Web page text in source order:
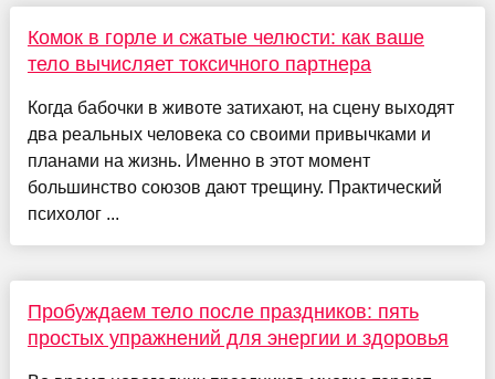
Комок в горле и сжатые челюсти: как ваше
тело вычисляет токсичного партнера
Когда бабочки в животе затихают, на сцену выходят
два реальных человека со своими привычками и
планами на жизнь. Именно в этот момент
большинство союзов дают трещину. Практический
психолог ...
Пробуждаем тело после праздников: пять
простых упражнений для энергии и здоровья